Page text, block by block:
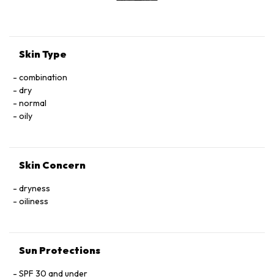
PHENOXYETHANOL - SODIUM - DEHYDROACETATE - [+/-
Skin Type
combination
dry
normal
oily
Skin Concern
dryness
oiliness
Sun Protections
SPF 30 and under